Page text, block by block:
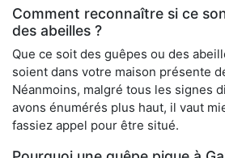
Comment reconnaître si ce
des abeilles ?
Que ce soit des guêpes ou des
soient dans votre maison présente
Néanmoins, malgré tous les signes
avons énumérés plus haut, il vaut
fassiez appel pour être situé.